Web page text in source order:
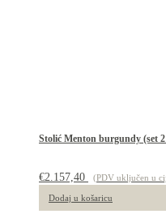
Stolić Menton burgundy (set
€2.157,40 (PDV uključen u
Dodaj u košaricu